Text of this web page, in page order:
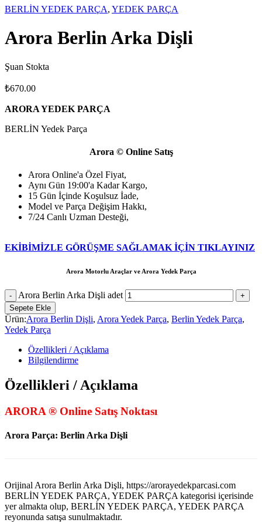
BERLİN YEDEK PARÇA, YEDEK PARÇA
Arora Berlin Arka Dişli
Şuan Stokta
₺670.00
ARORA YEDEK PARÇA
BERLİN Yedek Parça
Arora © Online Satış
Arora Online'a Özel Fiyat,
Aynı Gün 19:00'a Kadar Kargo,
15 Gün İçinde Koşulsuz İade,
Model ve Parça Değişim Hakkı,
7/24 Canlı Uzman Desteği,
EKİBİMİZLE GÖRÜŞME SAĞLAMAK İÇİN TIKLAYINIZ
Arora Motorlu Araçlar ve Arora Yedek Parça
Arora Berlin Arka Dişli adet
Sepete Ekle
Ürün:Arora Berlin Dişli, Arora Yedek Parça, Berlin Yedek Parça,
Yedek Parça
Özellikleri / Açıklama
Bilgilendirme
Özellikleri / Açıklama
ARORA ® Online Satış Noktası
Arora Parça: Berlin Arka Dişli
Orijinal Arora Berlin Arka Dişli, https://arorayedekparcasi.com
BERLİN YEDEK PARÇA, YEDEK PARÇA kategorisi içerisinde
yer almakta olup, BERLİN YEDEK PARÇA, YEDEK PARÇA
reyonunda satışa sunulmaktadır.